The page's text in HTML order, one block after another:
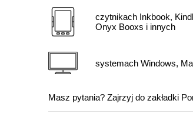
czytnikach Inkbook,
Onyx Booxs i innych
systemach Windows,
Masz pytania? Zajrzyj do zakładki